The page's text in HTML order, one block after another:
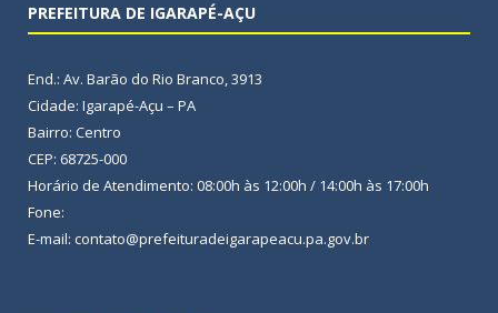
PREFEITURA DE IGARAPÉ-AÇU
End.: Av. Barão do Rio Branco, 3913
Cidade: Igarapé-Açu – PA
Bairro: Centro
CEP: 68725-000
Horário de Atendimento: 08:00h às 12:00h / 14:00h às 17:00h
Fone:
E-mail: contato@prefeituradeigarapeacu.pa.gov.br